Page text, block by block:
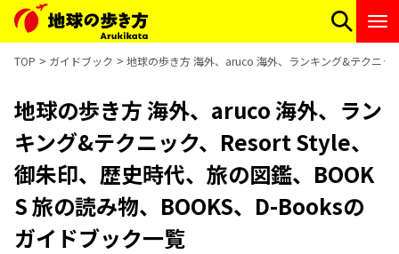
TOP ガイドブック 地球の歩き方 海外、aruco 海外、ランキング&テクニッ
地球の歩き方 海外、aruco 海外、ラン
キング&テクニック、Resort Style、
御朱印、歴史時代、旅の図鑑、BOOK
S 旅の読み物、BOOKS、D-Booksの
ガイドブック一覧